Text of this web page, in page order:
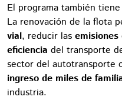
El programa también
La renovación de la flota
vial, reducir las
eficiencia del transporte
sector del autotransporte
ingreso de miles de
industria.